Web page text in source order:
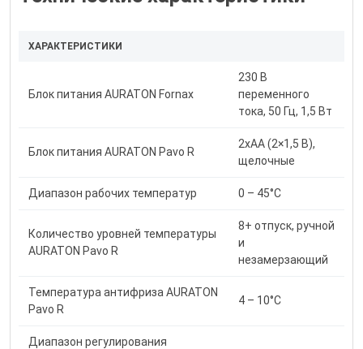
ХАРАКТЕРИСТИКИ
Блок питания AURATON Fornax
230 В
переменного
тока, 50 Гц, 1,5 Вт
Блок питания AURATON Pavo R
2xAA (2×1,5 В),
щелочные
Диапазон рабочих температур 0 – 45°С
Количество уровней температуры
AURATON Pavo R
8+ отпуск, ручной
и
незамерзающий
Температура антифриза AURATON
Pavo R
4 – 10°С
Диапазон регулирования